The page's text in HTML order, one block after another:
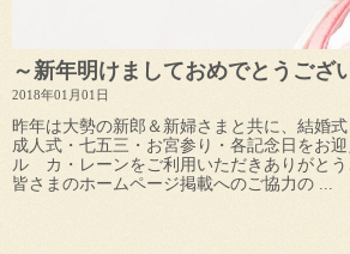
～新年明けましておめでとうござ
2018年01月01日
昨年は大勢の新郎＆新婦さまと共に、結婚
成人式・七五三・お宮参り・各記念日をお
ル カ・レーンをご利用いただきありがと
皆さまのホームページ掲載へのご協力の ...